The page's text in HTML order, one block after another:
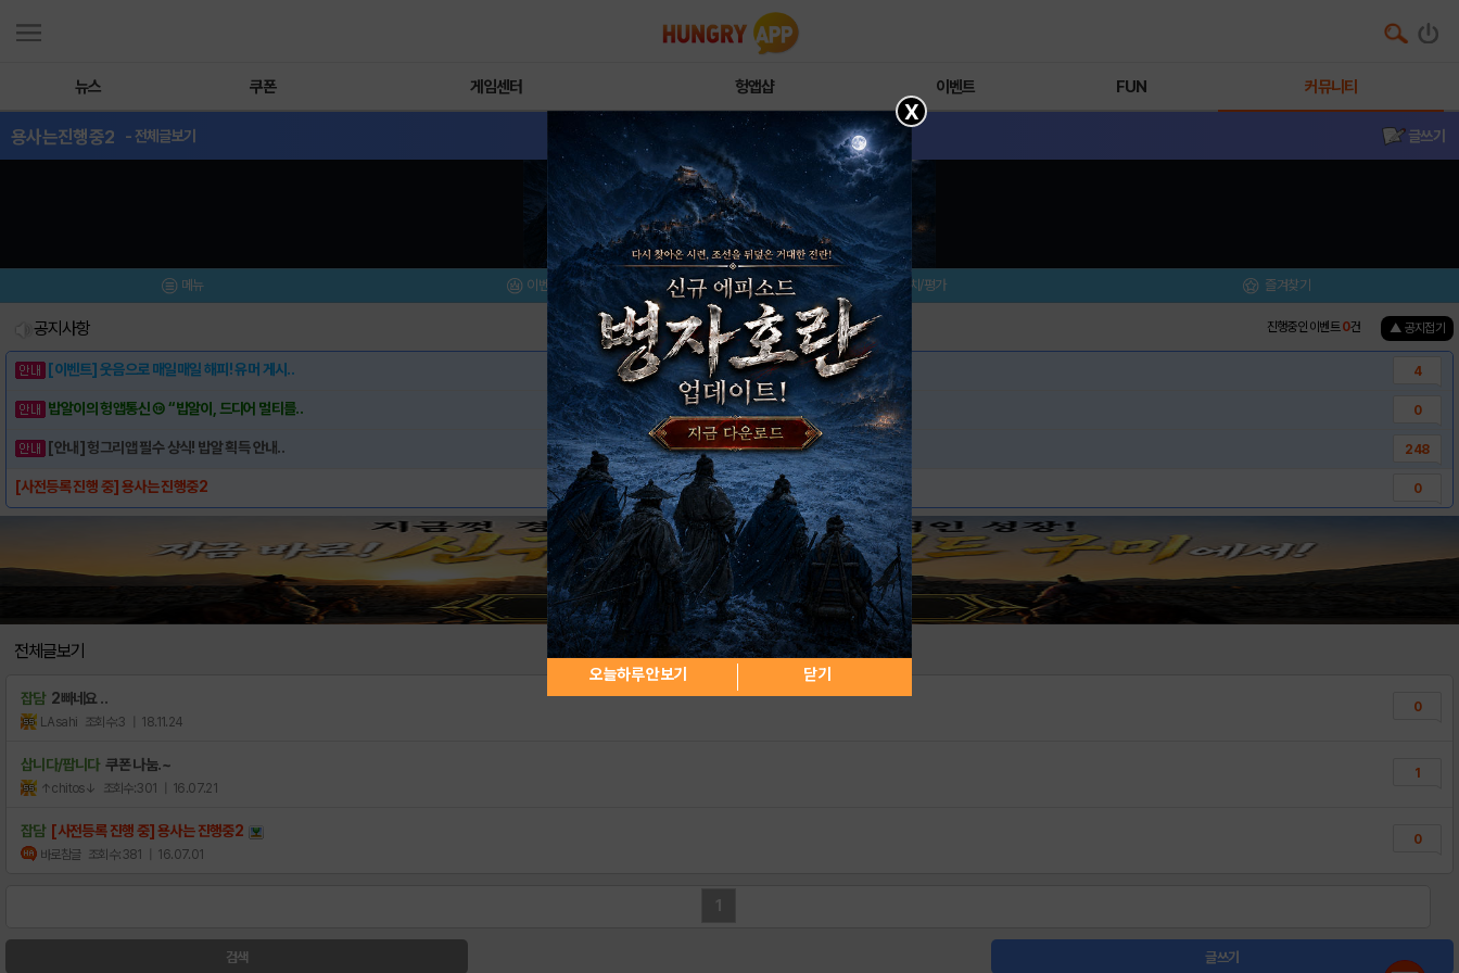
뉴스 쿠폰 게임센터 헝앱샵 이벤트 FUN 커뮤니티
용사는진행중2 - 전체글보기 글쓰기
메뉴 이벤트/미션 설치/평가 즐겨찾기
공지사항 진행중인 이벤트0건 ▲ 공지접기
[이벤트] 웃음으로 매일매일 해피! 유머 게시.. 4
밥알이의 헝앱통신 ⑲ “밥알이, 드디어 멀티를.. 0
[안내] 헝그리앱 필수 상식! 밥알 획득 안내.. 248
[사전등록 진행 중] 용사는 진행중2 0
전체글보기
잡담 2빠네요 ..
LAsahi 조회수:3 | 18.11.24
0
삽니다/팝니다 쿠폰 나눔.~
↑chitos↓ 조회수:301 | 16.07.21
1
잡담 [사전등록 진행 중] 용사는 진행중2
바로참글 조회수:381 | 16.07.01
0
1
검색 글쓰기
X
오늘하루 안보기 닫기